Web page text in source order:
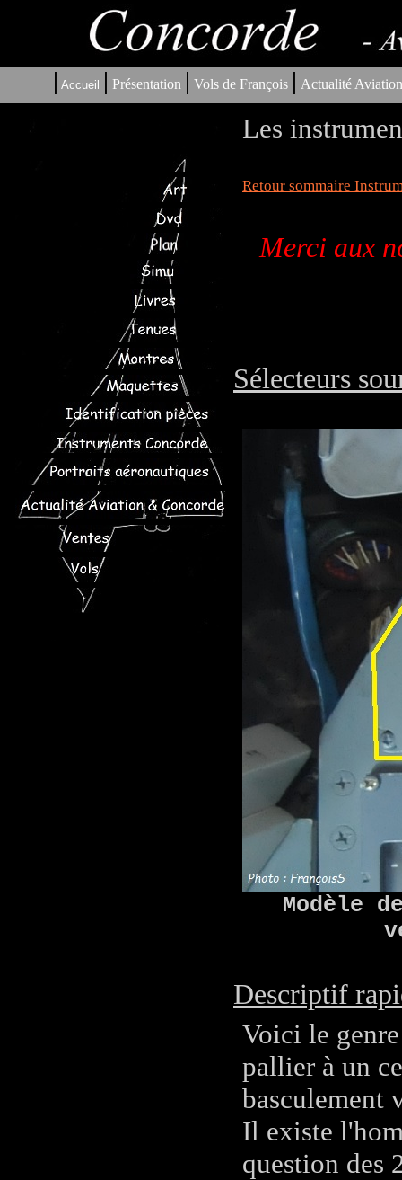
| Accueil | Présentation | Vols de François | Actualité
Les
Retour sommaire
Merci aux
Sélecteurs
Modèle
Descriptif
Voici le
pallier à un
basculement
Il existe
question des